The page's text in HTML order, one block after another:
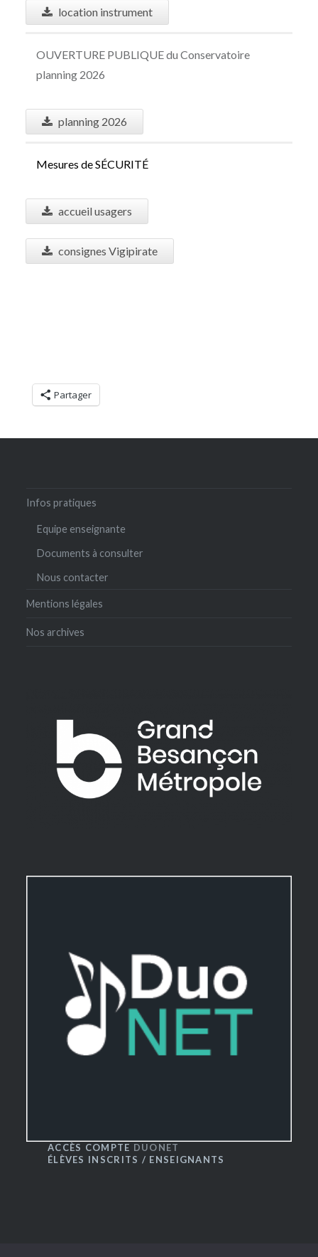
location instrument
OUVERTURE PUBLIQUE du Conservatoire
planning 2026
planning 2026
Mesures de SÉCURITÉ
accueil usagers
consignes Vigipirate
Partager
Infos pratiques
Equipe enseignante
Documents à consulter
Nous contacter
Mentions légales
Nos archives
ACCÈS COMPTE DUONET
ÉLÈVES INSCRITS / ENSEIGNANTS